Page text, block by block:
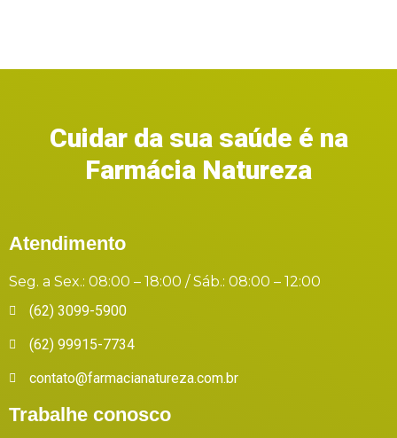
Cuidar da sua saúde é na
Farmácia Natureza
Atendimento
Seg. a Sex.: 08:00 – 18:00 / Sáb.: 08:00 – 12:00
(62) 3099-5900
(62) 99915-7734
contato@farmacianatureza.com.br
Trabalhe conosco